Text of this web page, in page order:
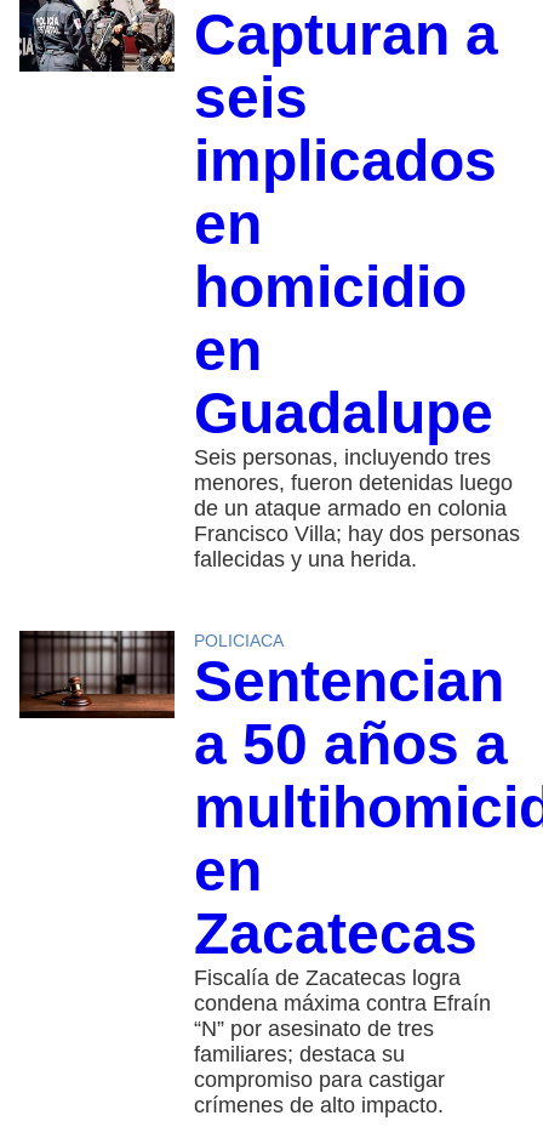
Capturan a
seis
implicados
en
homicidio
en
Guadalupe
Seis personas, incluyendo tres
menores, fueron detenidas luego
de un ataque armado en colonia
Francisco Villa; hay dos personas
fallecidas y una herida.
POLICIACA
Sentencian
a 50 años a
en
Zacatecas
Fiscalía de Zacatecas logra
condena máxima contra Efraín
“N” por asesinato de tres
familiares; destaca su
compromiso para castigar
crímenes de alto impacto.